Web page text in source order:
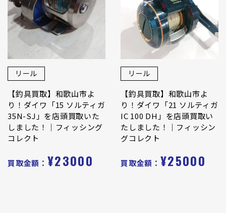
リール
【釣具買取】和歌山市よ
り！ダイワ「15 ソルティガ
35N-SJ」を店頭買取いた
しました！｜フィッシング
コレクト
買取金額： ¥23000
リール
【釣具買取】和歌山市よ
り！ダイワ「21 ソルティガ
IC 100 DH」を店頭買取い
たしました！｜フィッシン
グコレクト
買取金額： ¥25000